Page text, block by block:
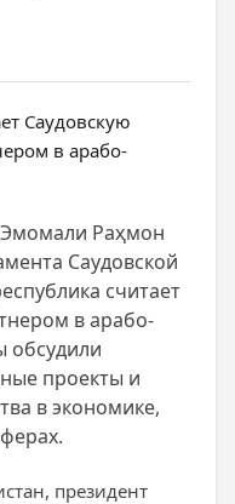
Эмомали Раҳмон
Саудовской
считает
в арабо-
обсудили
проекты и
в экономике,
президент